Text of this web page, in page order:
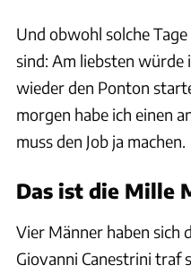
Und obwohl solche
sind: Am liebsten würde
wieder den Ponton
morgen habe ich einen
muss den Job ja machen.
Das ist die Mille
Vier Männer haben sich
Giovanni Canestrini traf